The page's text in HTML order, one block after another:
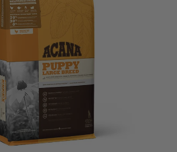
Vul hem met producten.